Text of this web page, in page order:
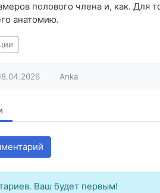
полового члена и, как. Для
анатомию.
Anka
Ваш будет первым!